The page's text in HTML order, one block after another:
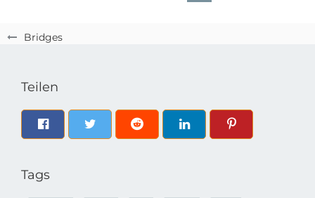
Bridges
Teilen
Tags